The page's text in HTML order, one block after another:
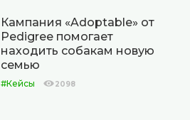
Кампания «Adoptable» от
Pedigree помогает
находить собакам новую
семью
#Кейсы 2098